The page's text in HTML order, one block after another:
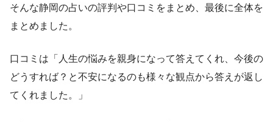
そんな静岡の占いの評判や口コミをまとめ、最後に全体を
まとめました。
口コミは「人生の悩みを親身になって答えてくれ、今後の
どうすれば？と不安になるのも様々な観点から答えが返し
てくれました。」